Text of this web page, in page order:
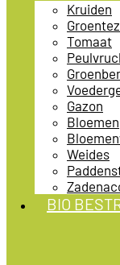
Kruiden
Tomaat
Gazon
Bloemen
Weides
BIO